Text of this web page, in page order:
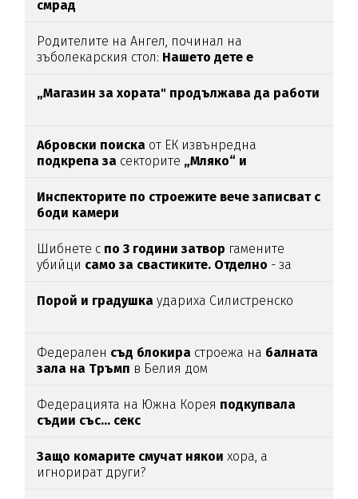
смрад
Родителите на Ангел, починал на
зъболекарския стол: Нашето дете е
антидотътнаупойката
„Магазин за хората" продължава да работи
Абровски поиска от ЕК извънредна
подкрепа за секторите „Мляко“ и
Инспекторите по строежите вече записват с
боди камери
Шибнете с по 3 години затвор гамените
убийци само за свастиките. Отделно - за
Порой и градушка удариха Силистренско
Федерален съд блокира строежа на балната
зала на Тръмп в Белия дом
Федерацията на Южна Корея подкупвала
съдии със... секс
Защо комарите смучат някои хора, а
игнорират други?